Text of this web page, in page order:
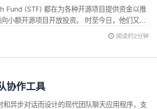
Fund (STF) 都在为各种开源项目提供资金以推
小额开源项目开放投资。 时至今日，他们又计
助开源开发人员，缓解其压力和倦怠。 “这项新
阅读约2分钟
协作工具
异步对话而设计的现代团队聊天应用程序，支